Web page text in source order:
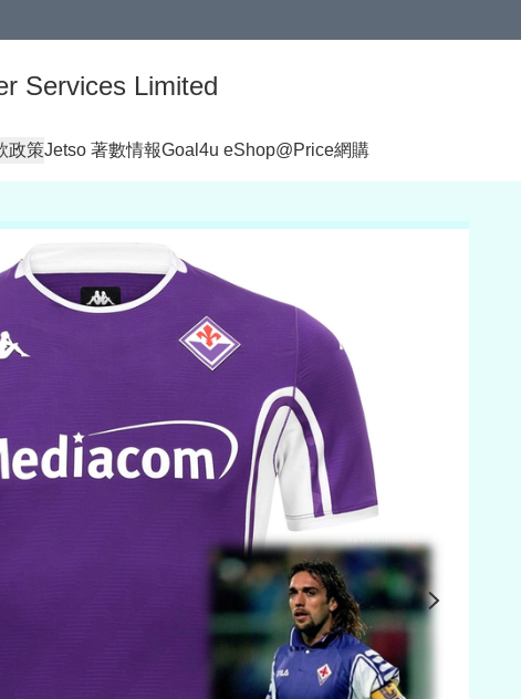
Services Limited
政策Jetso 著數情報Goal4u eShop@Price網購